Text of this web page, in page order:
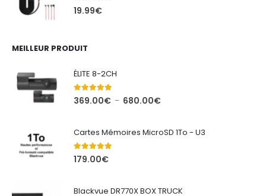
0out of 5
19.99€
MEILLEUR PRODUIT
ÉLITE 8-2CH
5.00out of 5
369.00€ – 680.00€Plage
369.00€
Cartes Mémoires MicroSD 1To - U3
5.00 out of 5
179.00€
Blackvue DR770X BOX TRUCK